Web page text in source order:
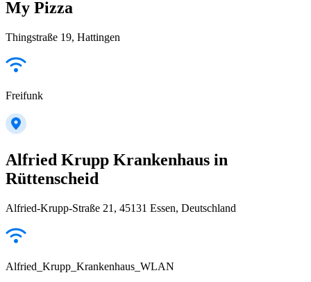
My Pizza
Thingstraße 19, Hattingen
Freifunk
Alfried Krupp Krankenhaus in
Rüttenscheid
Alfried-Krupp-Straße 21, 45131 Essen, Deutschland
Alfried_Krupp_Krankenhaus_WLAN